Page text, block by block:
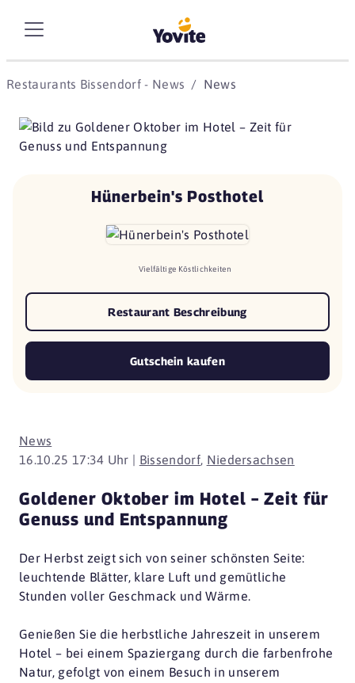
Restaurants Bissendorf - News News
News
16.10.25 17:34 Uhr | Bissendorf, Niedersachsen
Goldener Oktober im Hotel – Zeit für
Genuss und Entspannung
Der Herbst zeigt sich von seiner schönsten Seite:
leuchtende Blätter, klare Luft und gemütliche
Stunden voller Geschmack und Wärme.
Genießen Sie die herbstliche Jahreszeit in unserem
Hotel – bei einem Spaziergang durch die farbenfrohe
Natur, gefolgt von einem Besuch in unserem
Hünerbein's Posthotel
Vielfältige Köstlichkeiten
Restaurant Beschreibung
Gutschein kaufen